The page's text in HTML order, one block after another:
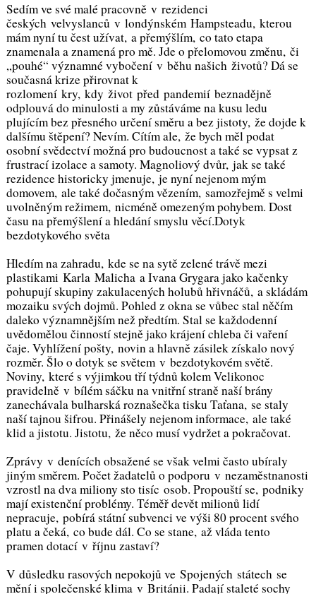
Sedím ve své malé pracovně v rezidenci
českých velvyslanců v londýnském Hampsteadu, kterou
mám nyní tu čest užívat, a přemýšlím, co tato etapa
znamenala a znamená pro mě. Jde o přelomovou změnu, či
„pouhé“ významné vybočení v běhu našich životů? Dá se
současná krize přirovnat k
rozlomení kry, kdy život před pandemií beznadějně
odplouvá do minulosti a my zůstáváme na kusu ledu
plujícím bez přesného určení směru a bez jistoty, že dojde k
dalšímu štěpení? Nevím. Cítím ale, že bych měl podat
osobní svědectví možná pro budoucnost a také se vypsat z
frustrací izolace a samoty. Magnoliový dvůr, jak se také
rezidence historicky jmenuje, je nyní nejenom mým
domovem, ale také dočasným vězením, samozřejmě s velmi
uvolněným režimem, nicméně omezeným pohybem. Dost
času na přemýšlení a hledání smyslu věcí.Dotyk
bezdotykového světa
Hledím na zahradu, kde se na sytě zelené trávě mezi
plastikami Karla Malicha a Ivana Grygara jako kačenky
pohupují skupiny zakulacených holubů hřivnáčů, a skládám
mozaiku svých dojmů. Pohled z okna se vůbec stal něčím
daleko významnějším než předtím. Stal se každodenní
uvědomělou činností stejně jako krájení chleba či vaření
čaje. Vyhlížení pošty, novin a hlavně zásilek získalo nový
rozměr. Šlo o dotyk se světem v bezdotykovém světě.
Noviny, které s výjimkou tří týdnů kolem Velikonoc
pravidelně v bílém sáčku na vnitřní straně naší brány
zanechávala bulharská roznašečka tisku Taťana, se staly
naší tajnou šifrou. Přinášely nejenom informace, ale také
klid a jistotu. Jistotu, že něco musí vydržet a pokračovat.
Zprávy v denících obsažené se však velmi často ubíraly
jiným směrem. Počet žadatelů o podporu v nezaměstnanosti
vzrostl na dva miliony sto tisíc osob. Propouští se, podniky
mají existenční problémy. Téměř devět milionů lidí
nepracuje, pobírá státní subvenci ve výši 80 procent svého
platu a čeká, co bude dál. Co se stane, až vláda tento
pramen dotací v říjnu zastaví?
V důsledku rasových nepokojů ve Spojených státech se
mění i společenské klima v Británii. Padají staleté sochy